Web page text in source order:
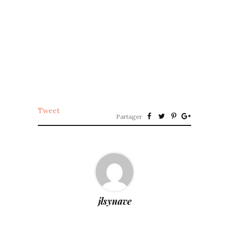
Tweet
Partager
jlsynave